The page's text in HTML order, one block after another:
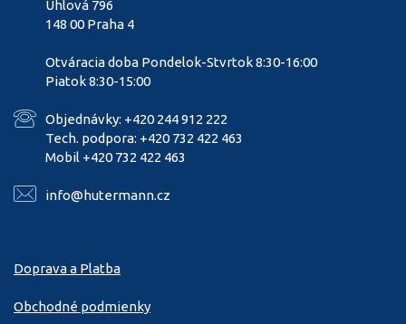
Úhlová 796
148 00 Praha 4
Otváracia doba Pondelok-Stvrtok 8:30-16:00
Piatok 8:30-15:00
Objednávky: +420 244 912 222
Tech. podpora: +420 732 422 463
Mobil +420 732 422 463
info@hutermann.cz
Doprava a Platba
Obchodné podmienky